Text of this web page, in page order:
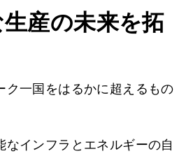
産の未来を拓
ク一国をはるかに超えるもの
なインフラとエネルギーの自